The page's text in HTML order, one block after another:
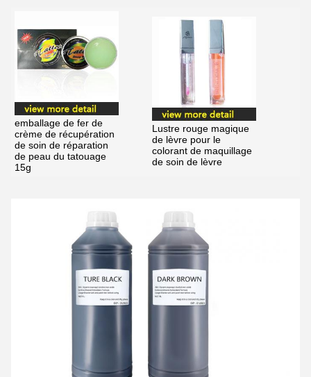
emballage de fer de
crème de récupération
de soin de réparation
de peau du tatouage
15g
Lustre rouge magique
de lèvre pour le
colorant de maquillage
de soin de lèvre